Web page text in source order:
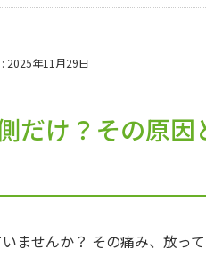
2025年11月29日
だけ？その原
ませんか？ その痛み、放っ